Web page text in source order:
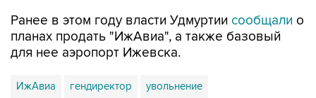
Ранее в этом году власти Удмуртии сообщали о
планах продать "ИжАвиа", а также базовый
для нее аэропорт Ижевска.
ИжАвиа гендиректор увольнение